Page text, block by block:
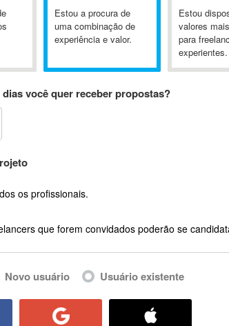
(AWT)
Estou a procura de
uma combinação de
experiência e valor.
Estou
valores
para
experientes.
você quer receber propostas?
os profissionais.
que forem convidados poderão se
Novo usuário Usuário existente